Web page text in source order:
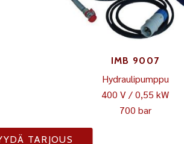
IMB 9007
Hydraulipumppu
400 V / 0,55 kW
700 bar
TARJOUS